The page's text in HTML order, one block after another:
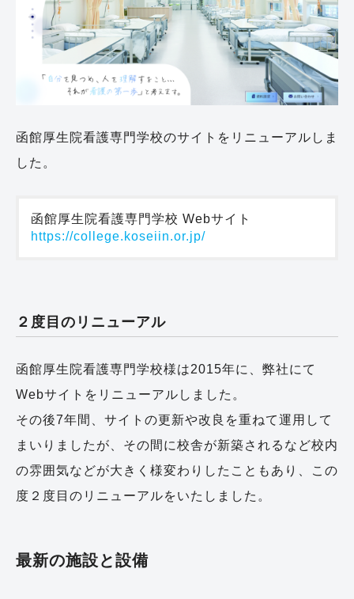
函館厚生院看護専門学校のサイトをリニューアルしま
した。
https://college.koseiin.or.jp/
２度目のリニューアル
函館厚生院看護専門学校様は2015年に、弊社にて
Webサイトをリニューアルしました。
その後7年間、サイトの更新や改良を重ねて運用して
まいりましたが、その間に校舎が新築されるなど校内
の雰囲気などが大きく様変わりしたこともあり、この
度２度目のリニューアルをいたしました。
最新の施設と設備